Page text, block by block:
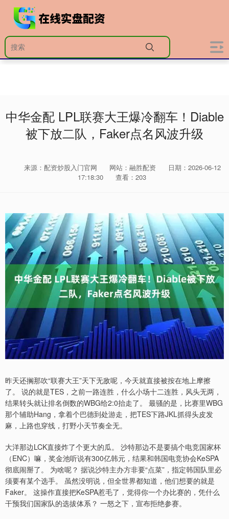
中华金配 LPL联赛大王爆冷翻车！Diable
被下放二队，Faker点名风波升级
来源：配资炒股入门官网 网站：融胜配资
日期：2026-06-12
17:18:30
查看：203
昨天还搁那吹“联赛大王”天下无敌呢，今天就直接被按在地上摩擦
了。 说的就是TES，之前一路连胜，什么小场十二连胜，风头无两，
结果转头就让排名倒数的WBG给2:0抬走了。 最骚的是，比赛里WBG
那个辅助Hang，拿着个巴德到处游走，把TES下路JKL抓得头皮发
麻，上路也穿线，打野小天节奏全无。
大洋那边LCK直接炸了个更大的瓜。 沙特那边不是要搞个电竞国家杯
（ENC）嘛，奖金池听说有300亿韩元，结果和韩国电竞协会KeSPA
彻底闹掰了。 为啥呢？ 据说沙特主办方非要“点菜”，指定韩国队里必
须要有某个选手。 虽然没明说，但全世界都知道，他们想要的就是
Faker。 这操作直接把KeSPA惹毛了，觉得你一个办比赛的，凭什么
干预我们国家队的选拔体系？ 一怒之下，宣布拒绝参赛。